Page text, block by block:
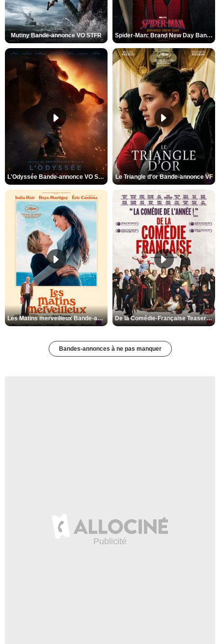
Mutiny Bande-annonce VO STFR Spider-Man: Brand New Day Bande-annonce VO STFR
L'Odyssée Bande-annonce VO STFR Le Triangle d'or Bande-annonce VF
Les Matins merveilleux Bande-annonce VF De la Comédie-Française Teaser VF
Bandes-annonces à ne pas manquer